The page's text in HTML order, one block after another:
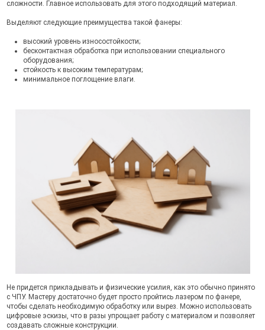
сложности. Главное использовать для этого подходящий материал.
Выделяют следующие преимущества такой фанеры:
высокий уровень износостойкости;
бесконтактная обработка при использовании специального
оборудования;
стойкость к высоким температурам;
минимальное поглощение влаги.
Не придется прикладывать и физические усилия, как это обычно принято
с ЧПУ. Мастеру достаточно будет просто пройтись лазером по фанере,
чтобы сделать необходимую обработку или вырез. Можно использовать
цифровые эскизы, что в разы упрощает работу с материалом и позволяет
создавать сложные конструкции.